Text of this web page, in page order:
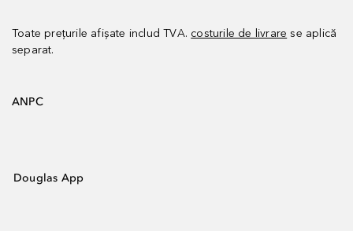
Toate prețurile afișate includ TVA. costurile de livrare se aplică
separat.
ANPC
Douglas App